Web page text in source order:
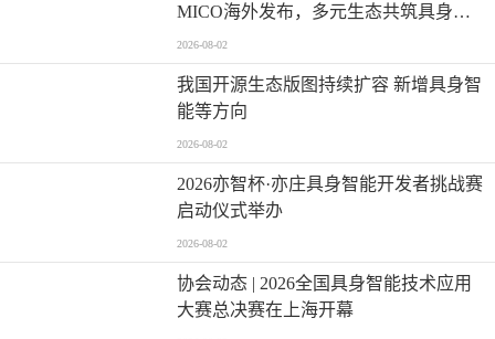
MICO海外发布，多元生态共筑具身智
能基座平台
2026-08-02
我国开源生态版图持续扩容 新增具身智
能等方向
2026-08-02
2026亦智杯·亦庄具身智能开发者挑战赛
启动仪式举办
2026-08-02
协会动态 | 2026全国具身智能技术应用
大赛总决赛在上海开幕